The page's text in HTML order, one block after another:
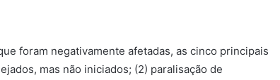
foram negativamente afetadas, as cinco principais
mas não iniciados; (2) paralisação de